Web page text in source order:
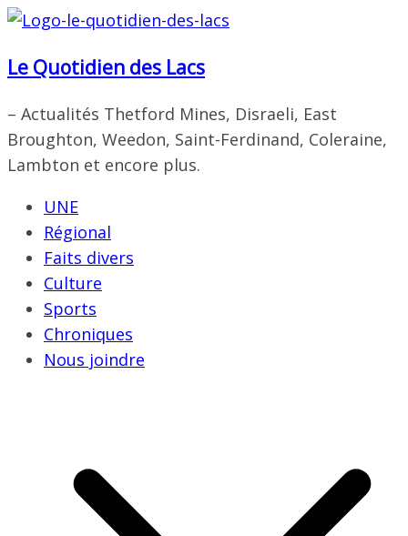
Passer
contenu
Le Quotidien des Lacs
– Actualités Thetford Mines, Disraeli, East
Broughton, Weedon, Saint-Ferdinand, Coleraine,
Lambton et encore plus.
UNE
Régional
Faits divers
Culture
Sports
Chroniques
Nous joindre